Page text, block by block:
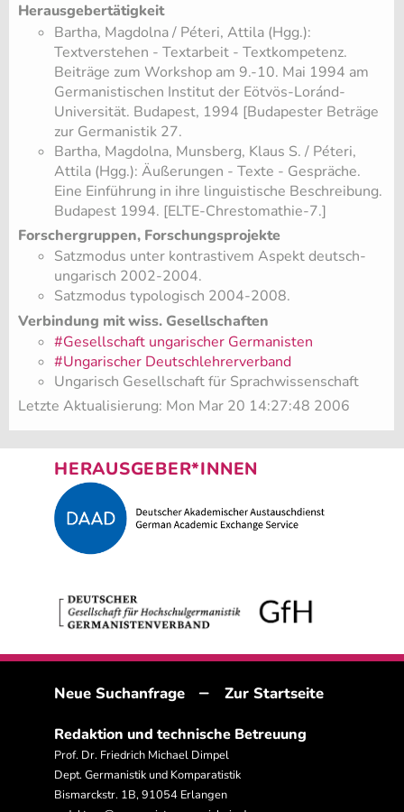
Herausgebertätigkeit
Bartha, Magdolna / Péteri, Attila (Hgg.):
Textverstehen - Textarbeit - Textkompetenz.
Beiträge zum Workshop am 9.-10. Mai 1994 am
Germanistischen Institut der Eötvös-Loránd-
Universität. Budapest, 1994 [Budapester Beträge
zur Germanistik 27.
Bartha, Magdolna, Munsberg, Klaus S. / Péteri,
Attila (Hgg.): Äußerungen - Texte - Gespräche.
Eine Einführung in ihre linguistische Beschreibung.
Budapest 1994. [ELTE-Chrestomathie-7.]
Forschergruppen, Forschungsprojekte
Satzmodus unter kontrastivem Aspekt deutsch-
ungarisch 2002-2004.
Satzmodus typologisch 2004-2008.
Verbindung mit wiss. Gesellschaften
#Gesellschaft ungarischer Germanisten
#Ungarischer Deutschlehrerverband
Ungarisch Gesellschaft für Sprachwissenschaft
Letzte Aktualisierung: Mon Mar 20 14:27:48 2006
HERAUSGEBER*INNEN
Neue Suchanfrage – Zur Startseite
Redaktion und technische Betreuung
Prof. Dr. Friedrich Michael Dimpel
Dept. Germanistik und Komparatistik
Bismarckstr. 1B, 91054 Erlangen